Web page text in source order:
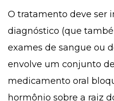
O tratamento deve ser
diagnóstico (que
exames de sangue ou
envolve um conjunto de
medicamento oral
hormônio sobre a raiz